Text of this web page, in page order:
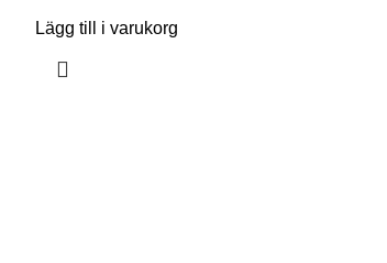
Lägg till i varukorg